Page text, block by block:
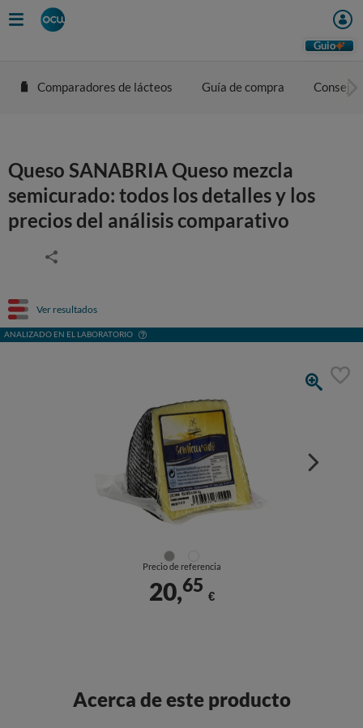
Guio
Comparadores de lácteos Guía de compra
Queso SANABRIA Queso mezcla
semicurado: todos los detalles y los
precios del análisis comparativo
Ver resultados
ANALIZADO EN EL LABORATORIO
Precio de referencia
20,65
€
Acerca de este producto